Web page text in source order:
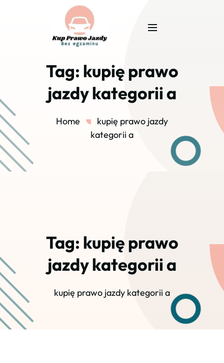
Tag: kupię prawo
jazdy kategorii a
Home
kupię prawo jazdy
kategorii a
Tag: kupię prawo
jazdy kategorii a
kupię prawo jazdy kategorii a